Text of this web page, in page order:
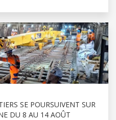
SE POURSUIVENT SUR
DU 8 AU 14 AOÛT